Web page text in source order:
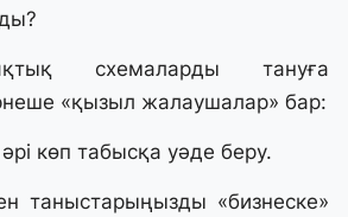
схемаларды тануға
«қызыл жалаушалар» бар:
әрі көп табысқа уәде беру.
таныстарыңызды «бизнеске»